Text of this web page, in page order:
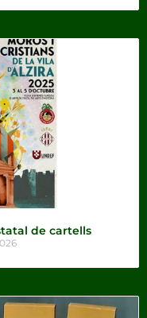
de cartells